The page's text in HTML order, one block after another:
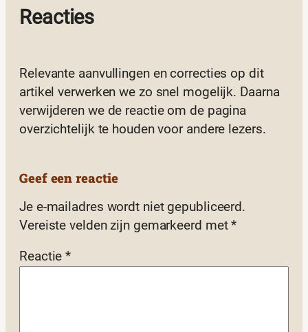
Reacties
Relevante aanvullingen en correcties op dit
artikel verwerken we zo snel mogelijk. Daarna
verwijderen we de reactie om de pagina
overzichtelijk te houden voor andere lezers.
Geef een reactie
Je e-mailadres wordt niet gepubliceerd.
Vereiste velden zijn gemarkeerd met*
Reactie*